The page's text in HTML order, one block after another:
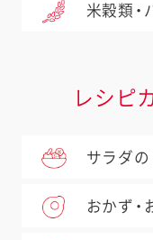
米穀類・
レシピ
サラダ
おかず